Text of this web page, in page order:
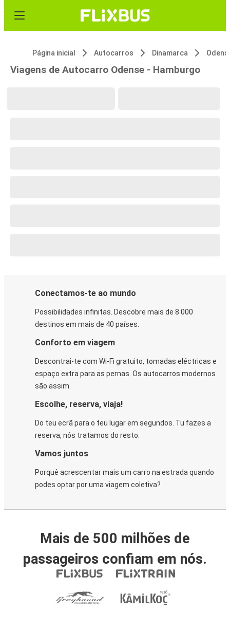
Página inicial Autocarros Dinamarca
Viagens de Autocarro Odense - Hamburgo
Conectamos-te ao mundo
Possibilidades infinitas. Descobre mais de 8 000
destinos em mais de 40 países.
Conforto em viagem
Descontrai-te com Wi-Fi gratuito, tomadas eléctricas e
espaço extra para as pernas. Os autocarros modernos
são assim.
Escolhe, reserva, viaja!
Do teu ecrã para o teu lugar em segundos. Tu fazes a
reserva, nós tratamos do resto.
Vamos juntos
Porquê acrescentar mais um carro na estrada quando
podes optar por uma viagem coletiva?
Mais de 500 milhões de
passageiros confiam em nós.